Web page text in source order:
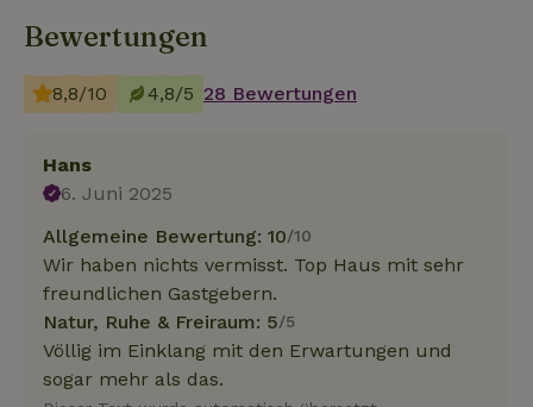
Bewertungen
8,8/10 4,8/5 28 Bewertungen
Hans
6. Juni 2025
Allgemeine Bewertung: 10/10
Wir haben nichts vermisst. Top Haus mit sehr
freundlichen Gastgebern.
Natur, Ruhe & Freiraum: 5/5
Völlig im Einklang mit den Erwartungen und
sogar mehr als das.